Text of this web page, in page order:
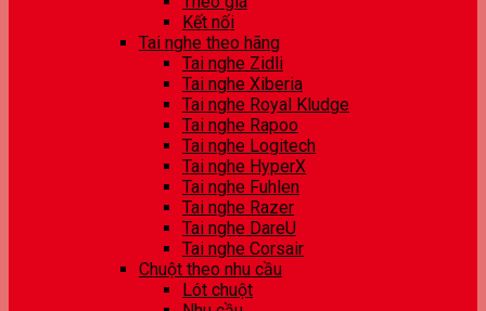
Kết nối
Tai nghe theo hãng
Tai nghe Zidli
Tai nghe Xiberia
Tai nghe Royal Kludge
Tai nghe Rapoo
Tai nghe Logitech
Tai nghe HyperX
Tai nghe Fuhlen
Tai nghe Razer
Tai nghe DareU
Tai nghe Corsair
Chuột theo nhu cầu
Lót chuột